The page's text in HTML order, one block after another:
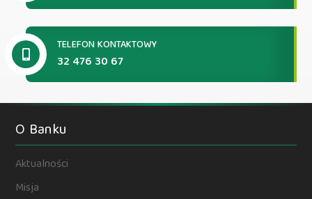
TELEFON KONTAKTOWY
32 476 30 67
O Banku
Aktualności
Misja